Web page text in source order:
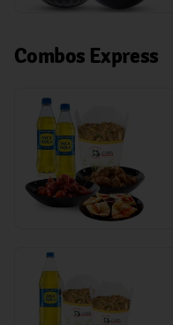
Combos Express